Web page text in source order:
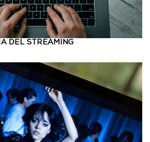
DEL STREAMING